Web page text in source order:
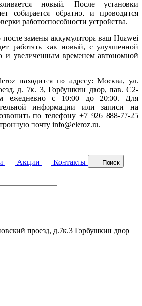
новый. После установки
собирается обратно, и проводится
работоспособности устройства.
замены аккумулятора ваш Huawei
работать как новый, с улучшенной
и увеличенным временем автономной
находится по адресу: Москва, ул.
д. 7к. 3, Горбушкин двор, пав. C2-
ежедневно с 10:00 до 20:00. Для
информации или записи на
по телефону +7 926 888-77-25
почту info@eleroz.ru.
Акции Контакты Поиск
проезд, д.7к.3 Горбушкин двор